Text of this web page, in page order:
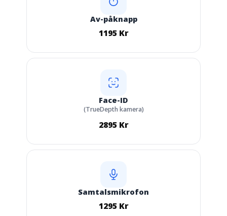
Av-påknapp
1195 Kr
Face-ID
(TrueDepth kamera)
2895 Kr
Samtalsmikrofon
1295 Kr